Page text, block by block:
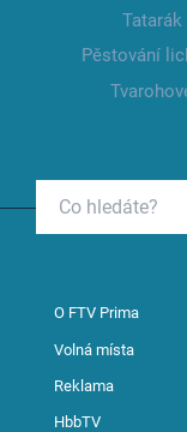
Pěstování
O FTV Prima
Volná místa
Reklama
HbbTV